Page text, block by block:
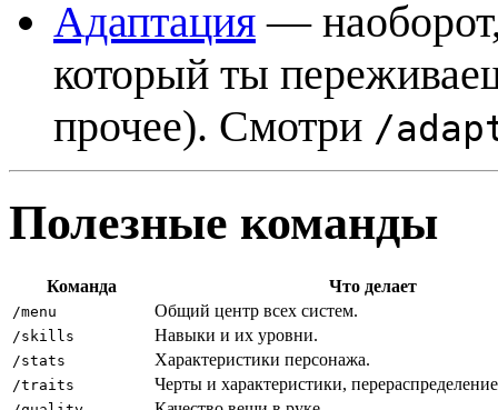
Адаптация — наоборот,
который ты
прочее). Смотри /
Полезные команды
Команда Что делает
/menu Общий центр всех систем.
/skills Навыки и их уровни.
/stats Характеристики персонажа.
/traits Черты и характеристики,